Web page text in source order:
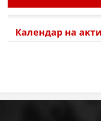
Календар на